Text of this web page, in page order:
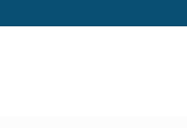
Servicios Noticias